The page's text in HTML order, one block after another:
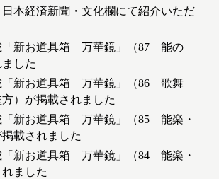
本経済新聞・文化欄にて紹介いただ
「新お道具箱 万華鏡」（87 能の
した
「新お道具箱 万華鏡」（86 歌舞
）が掲載されました
「新お道具箱 万華鏡」（85 能楽・
載されました
「新お道具箱 万華鏡」（84 能楽・
ました